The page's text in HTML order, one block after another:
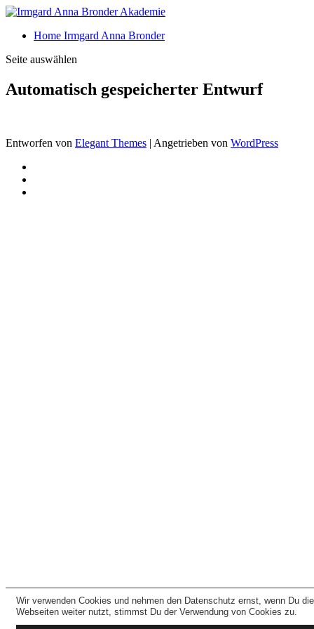
Wir verwenden Cookies und nehmen den Datenschutz ernst, wenn Du
Webseiten weiter nutzt, stimmst Du der Verwendung von Cookies zu.
Home Irmgard Anna Bronder
Seite auswählen
Automatisch gespeicherter Entwurf
Entworfen von Elegant Themes | Angetrieben von WordPress